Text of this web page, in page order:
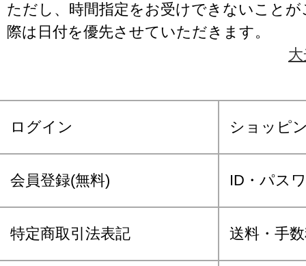
ただし、時間指定をお受けできないこと
際は日付を優先させていただきます。
ログイン ショッピ
会員登録(無料) ID・パス
特定商取引法表記 送料・手